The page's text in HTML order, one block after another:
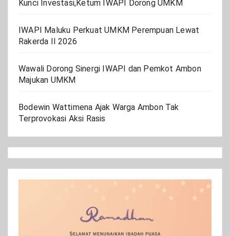
Kunci Investasi,Ketum IWAPI Dorong UMKM
IWAPI Maluku Perkuat UMKM Perempuan Lewat
Rakerda II 2026
Wawali Dorong Sinergi IWAPI dan Pemkot Ambon
Majukan UMKM
Bodewin Wattimena Ajak Warga Ambon Tak
Terprovokasi Aksi Rasis